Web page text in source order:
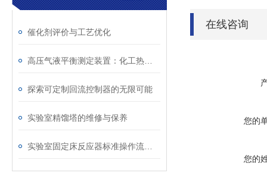
催化剂评价与工艺优化
探索可定制回流控制器的无限可能
实验室精馏塔的维修与保养
在线咨询
您的
您的